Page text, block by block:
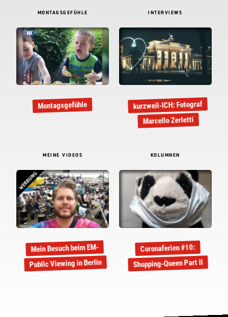
MONTAGSGEFÜHLE
Montagsgefühle
INTERVIEWS
kurzweil-ICH: Fotograf
Marcello Zerletti
MEINE VIDEOS
WERBUNG
Mein Besuch beim EM-
Public Viewing in Berlin
KOLUMNEN
Coronaferien #10:
Shopping-Queen Part II